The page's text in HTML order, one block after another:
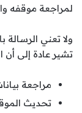
لمراجعة موقفه
ولا تعني الرسالة
تشير عادة إلى أن
مراجعة
تحديث